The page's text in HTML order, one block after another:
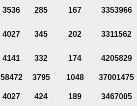
3536 285 167 3353966
4027 345 202 3311562
4141 332 174 4205829
58472 3795 1048
37001475
4027 424 189 3467005